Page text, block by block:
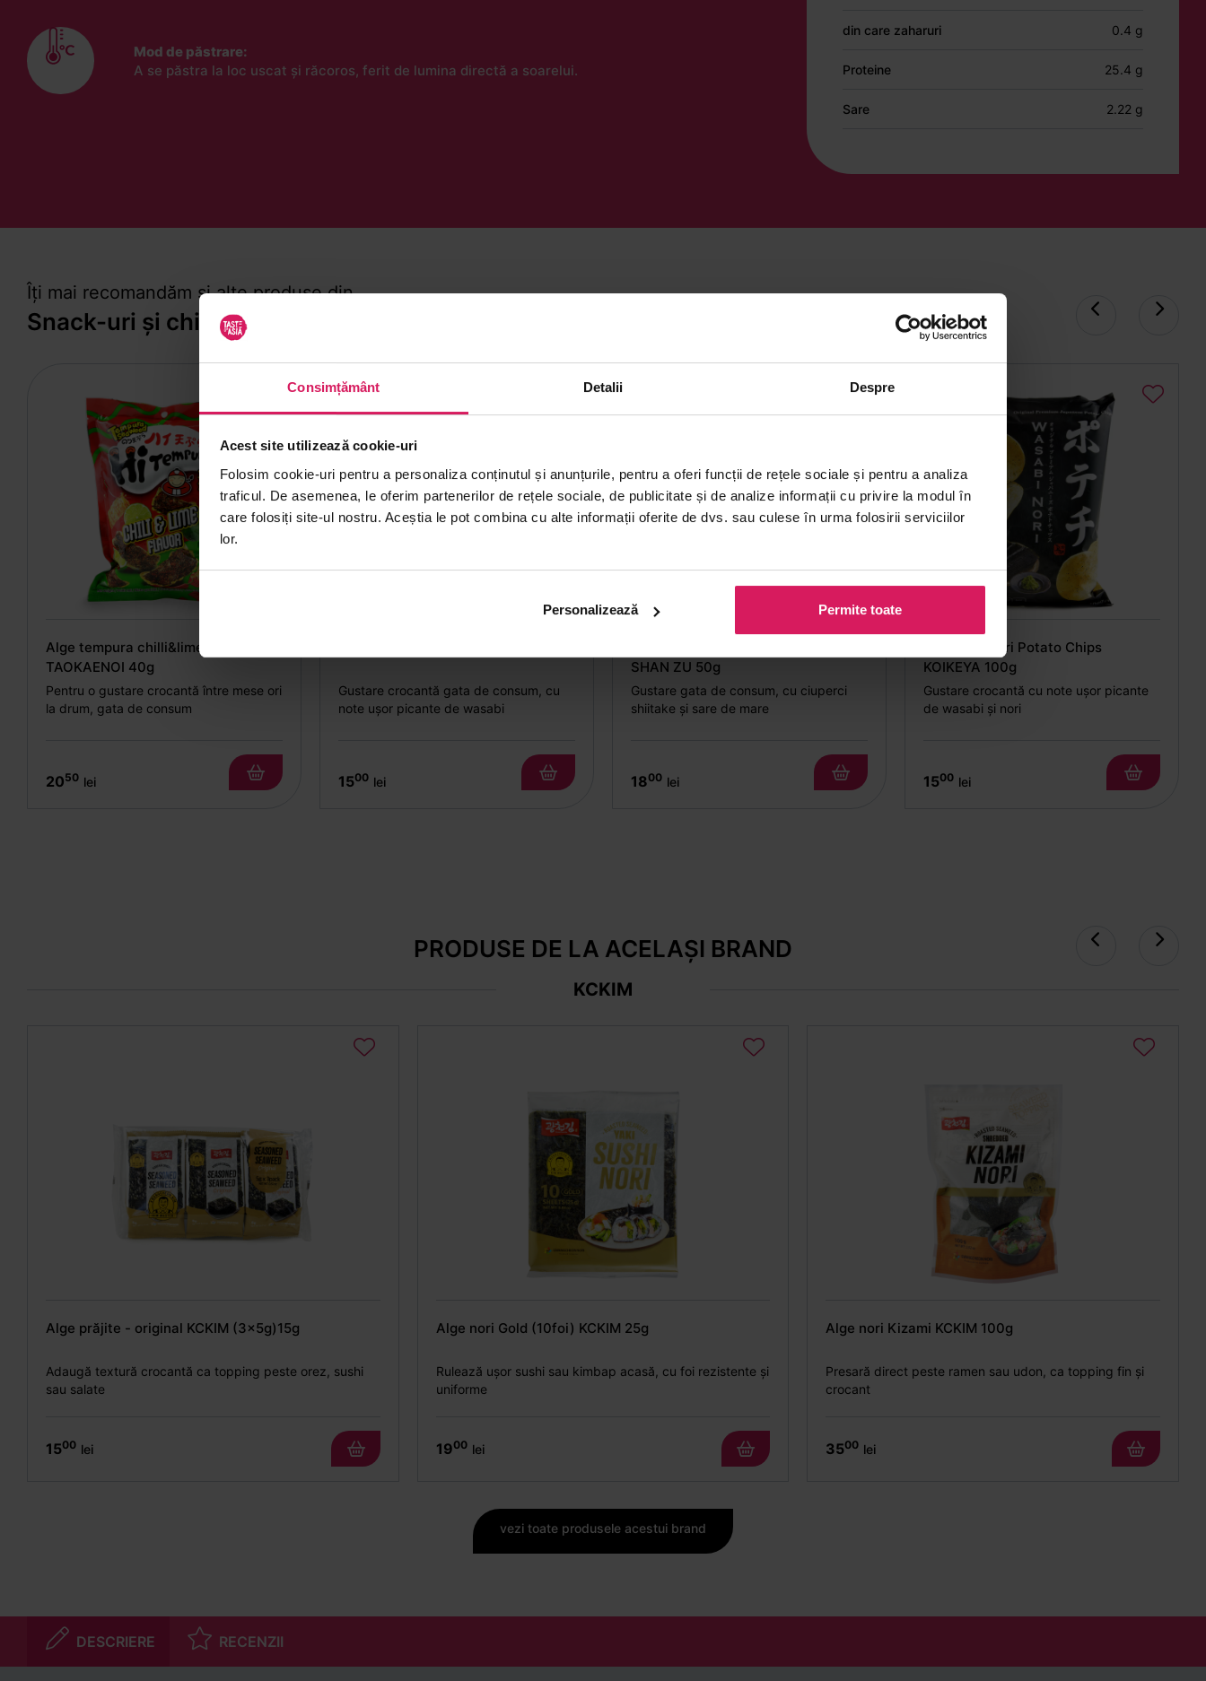
Consimțământ Detalii Despre
Acest site utilizează cookie-uri
Folosim cookie-uri pentru a personaliza conținutul și anunțurile, pentru a oferi funcții de rețele sociale și pentru a analiza
traficul. De asemenea, le oferim partenerilor de rețele sociale, de publicitate și de analize informații cu privire la modul în
care folosiți site-ul nostru. Aceștia le pot combina cu alte informații oferite de dvs. sau culese în urma folosirii serviciilor
lor.
Personalizează Permite toate
Mod de păstrare:
A se păstra la loc uscat și răcoros, ferit de lumina directă a soarelui.
din care zaharuri 0.4 g
Proteine 25.4 g
Sare 2.22 g
Îți mai recomandăm și alte produse din
Snack-uri și chipsuri
Alge tempura chilli&lime
TAOKAENOI 40g
Pentru o gustare crocantă între mese ori
la drum, gata de consum
2050 lei
Gustare crocantă gata de consum, cu
note ușor picante de wasabi
1500 lei
SHAN ZU 50g
Gustare gata de consum, cu ciuperci
shiitake și sare de mare
1800 lei
Wasabi & Nori Potato Chips
KOIKEYA 100g
Gustare crocantă cu note ușor picante
de wasabi și nori
1500 lei
PRODUSE DE LA ACELAȘI BRAND
KCKIM
Alge prăjite - original KCKIM (3x5g)15g
Adaugă textură crocantă ca topping peste orez, sushi
sau salate
1500 lei
Alge nori Gold (10foi) KCKIM 25g
Rulează ușor sushi sau kimbap acasă, cu foi rezistente și
uniforme
1900 lei
Alge nori Kizami KCKIM 100g
Presară direct peste ramen sau udon, ca topping fin și
crocant
3500 lei
vezi toate produsele acestui brand
DESCRIERE RECENZII